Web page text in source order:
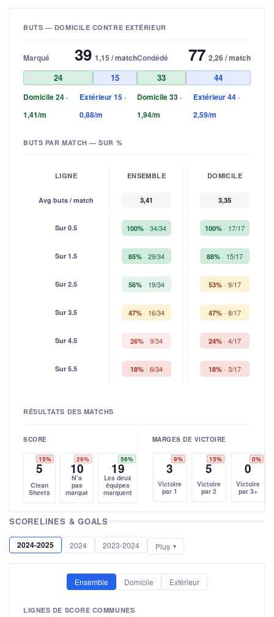
BUTS — DOMICILE CONTRE EXTÉRIEUR
Marqué 39 1,15 / match
24 15
Domicile 24 ·
1,41/m
Extérieur 15 ·
0,88/m
Condédé 77 2,26 / match
33 44
Domicile 33 ·
1,94/m
Extérieur 44 ·
2,59/m
BUTS PAR MATCH — SUR %
LIGNE ENSEMBLE DOMICILE
Avg buts / match 3,41 3,35
Sur 0.5 100% 34/34 100% 17/17
Sur 1.5 85% 29/34 88% 15/17
Sur 2.5 56% 19/34 53% 9/17
Sur 3.5 47% 16/34 47% 8/17
Sur 4.5 26% 9/34 24% 4/17
Sur 5.5 18% 6/34 18% 3/17
RÉSULTATS DES MATCHS
SCORE
15%
5
Clean
Sheets
29%
10
N'a
pas
marqué
56%
19
Les deux
équipes
marquent
MARGES DE VICTOIRE
9%
3
Victoire
par 1
15%
5
Victoire
par 2
0%
0
Victoire
par 3+
SCORELINES & GOALS
2024-2025 2024 2023-2024 Plus
Ensemble Domicile Extérieur
LIGNES DE SCORE COMMUNES